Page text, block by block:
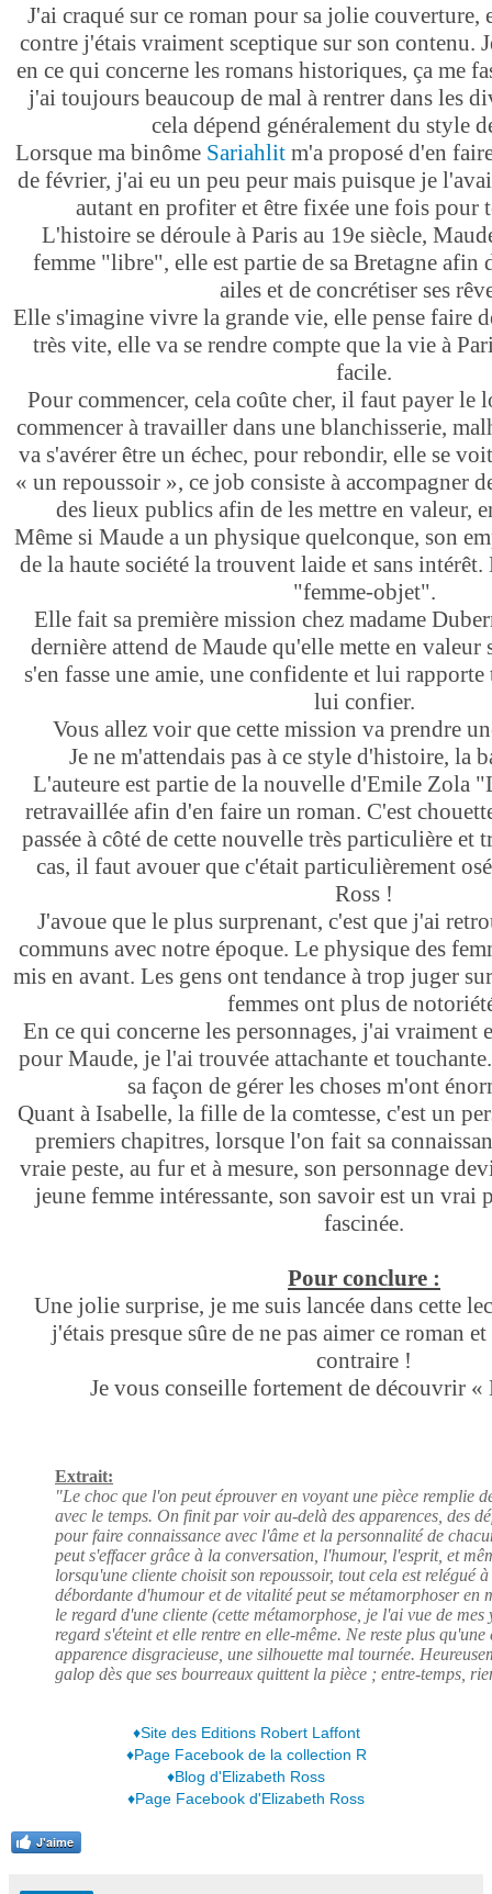
J'ai craqué sur ce roman pour sa jolie couverture,
contre j'étais vraiment sceptique sur son contenu.
en ce qui concerne les romans historiques, ça me
j'ai toujours beaucoup de mal à rentrer dans les
cela dépend généralement du style
Lorsque ma binôme Sariahlit m'a proposé d'en
de février, j'ai eu un peu peur mais puisque je
autant en profiter et être fixée une fois pour
L'histoire se déroule à Paris au 19e siècle,
femme "libre", elle est partie de sa Bretagne afin
ailes et de concrétiser ses
Elle s'imagine vivre la grande vie, elle pense faire
très vite, elle va se rendre compte que la vie à
facile.
Pour commencer, cela coûte cher, il faut payer le
commencer à travailler dans une blanchisserie,
va s'avérer être un échec, pour rebondir, elle se
« un repoussoir », ce job consiste à accompagner
des lieux publics afin de les mettre en valeur,
Même si Maude a un physique quelconque, son
de la haute société la trouvent laide et sans
"femme-objet".
Elle fait sa première mission chez madame
dernière attend de Maude qu'elle mette en
s'en fasse une amie, une confidente et lui
lui confier.
Vous allez voir que cette mission va prendre
Je ne m'attendais pas à ce style d'histoire, la
L'auteure est partie de la nouvelle d'Emile Zola
retravaillée afin d'en faire un roman. C'est
passée à côté de cette nouvelle très particulière et
cas, il faut avouer que c'était particulièrement
Ross !
J'avoue que le plus surprenant, c'est que j'ai
communs avec notre époque. Le physique des
mis en avant. Les gens ont tendance à trop juger
femmes ont plus de
En ce qui concerne les personnages, j'ai vraiment
pour Maude, je l'ai trouvée attachante et
sa façon de gérer les choses m'ont
Quant à Isabelle, la fille de la comtesse, c'est un
premiers chapitres, lorsque l'on fait sa
vraie peste, au fur et à mesure, son personnage
jeune femme intéressante, son savoir est un vrai
fascinée.
Pour conclure :
Une jolie surprise, je me suis lancée dans cette
j'étais presque sûre de ne pas aimer ce roman
contraire !
Je vous conseille fortement de découvrir
Extrait:
"Le choc que l'on peut éprouver en voyant une pièce remplie
avec le temps. On finit par voir au-delà des apparences, des
pour faire connaissance avec l'âme et la personnalité de
peut s'effacer grâce à la conversation, l'humour, l'esprit, et
lorsqu'une cliente choisit son repoussoir, tout cela est relégué
débordante d'humour et de vitalité peut se métamorphoser en
le regard d'une cliente (cette métamorphose, je l'ai vue de mes
regard s'éteint et elle rentre en elle-même. Ne reste plus
apparence disgracieuse, une silhouette mal tournée.
galop dès que ses bourreaux quittent la pièce ; entre-temps,
♦Site des Editions Robert Laffont
♦Page Facebook de la collection R
♦Blog d'Elizabeth Ross
♦Page Facebook d'Elizabeth Ross
J'aime